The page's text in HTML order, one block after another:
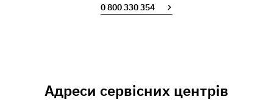
0 800 330 354
Адреси сервісних центрів